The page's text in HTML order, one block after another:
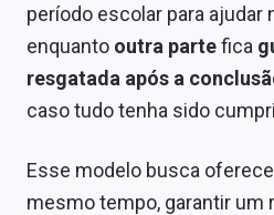
período escolar para ajudar
enquanto outra partefica
resgatada após a
caso tudo tenha sido
Esse modelo busca
mesmo tempo, garantir um